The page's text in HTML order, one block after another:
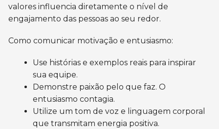
valores influencia diretamente o nível de
engajamento das pessoas ao seu redor.
Como comunicar motivação e entusiasmo:
Use histórias e exemplos reais para inspirar
sua equipe.
Demonstre paixão pelo que faz. O
entusiasmo contagia.
Utilize um tom de voz e linguagem corporal
que transmitam energia positiva.